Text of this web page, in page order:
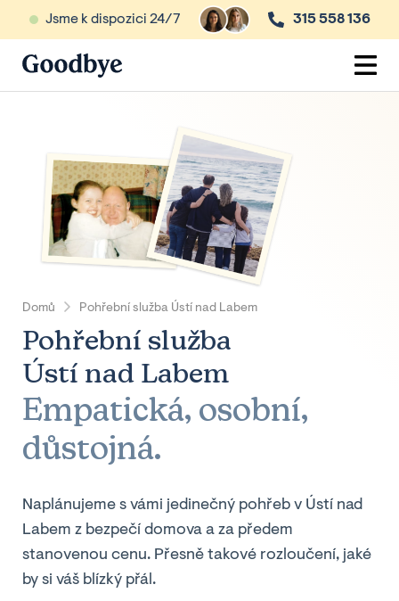
Jsme k dispozici 24/7 315 558 136
Domů Pohřební služba Ústí nad Labem
Pohřební služba
Ústí nad Labem
Empatická, osobní,
důstojná.
Naplánujeme s vámi jedinečný pohřeb v Ústí nad
Labem z bezpečí domova a za předem
stanovenou cenu. Přesně takové rozloučení, jaké
by si váš blízký přál.